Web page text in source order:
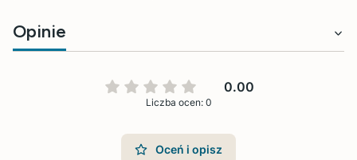
Opinie
0.00
Liczba ocen: 0
Oceń i opisz